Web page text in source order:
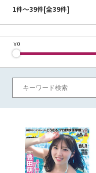
1件～39件[全39件]
￥0